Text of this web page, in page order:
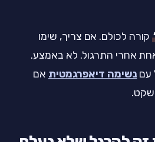
קורה לכולם. אם צריך, שימו
אחרי התרגול. לא באמצע.
עם נשימה דיאפרגמטית אם